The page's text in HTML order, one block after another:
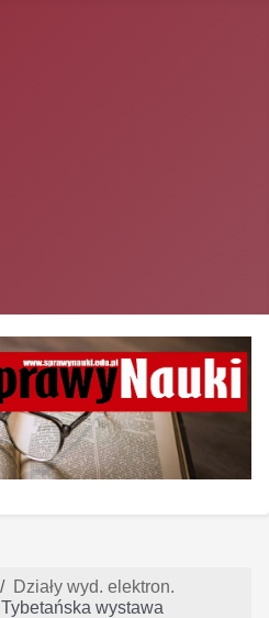
Działy wyd. elektron.
Tybetańska wystawa